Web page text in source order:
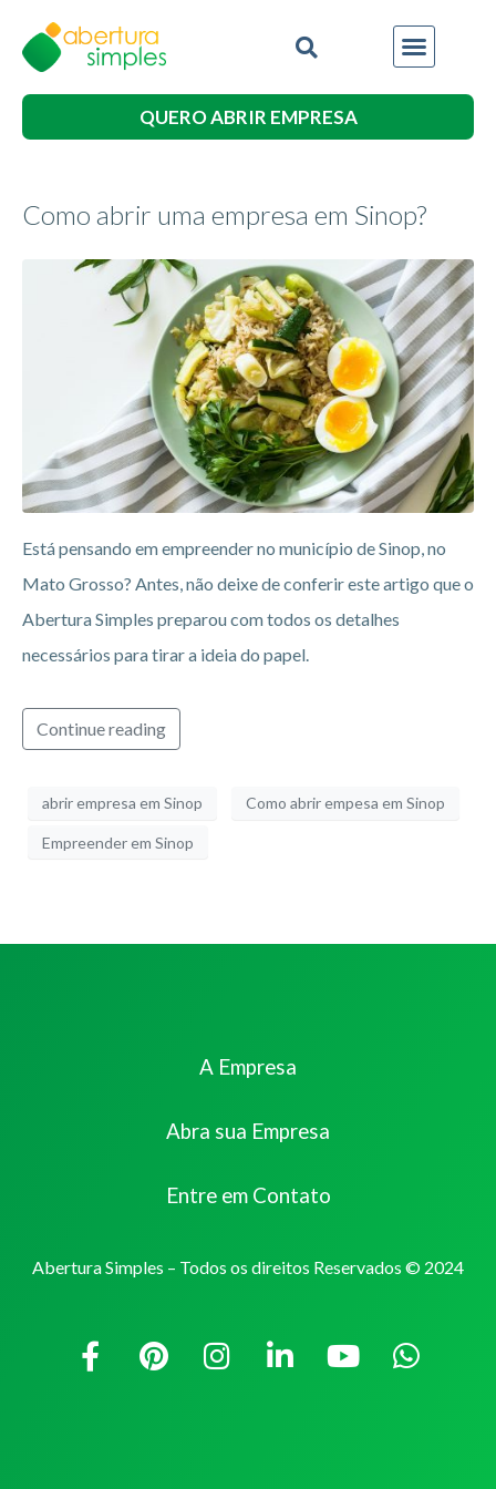
QUERO ABRIR EMPRESA
Como abrir uma empresa em Sinop?
Está pensando em empreender no município de Sinop, no
Mato Grosso? Antes, não deixe de conferir este artigo que o
Abertura Simples preparou com todos os detalhes
necessários para tirar a ideia do papel.
Continue reading
abrir empresa em Sinop Como abrir empesa em Sinop
Empreender em Sinop
A Empresa
Abra sua Empresa
Entre em Contato
Abertura Simples – Todos os direitos Reservados © 2024